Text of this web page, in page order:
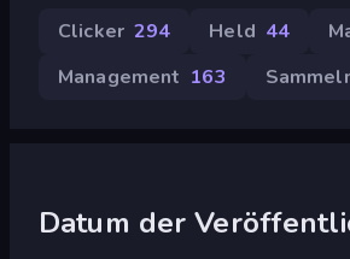
Clicker 294 Held 44
Management 163
Datum der